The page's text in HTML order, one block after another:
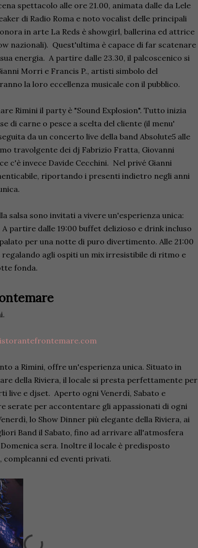
spettacolo alle ore 21.00, animata dalle da Lele
di Radio Roma e noto vocalist delle principali
in arte La Reds è showgirl, ballerina ed attrice
nazionali). Quest'ultima è capace di far scatenare
energia. A partire dalle 23.30, il palcoscenico si
Morri e Francis P., artisti simbolo del
la loro eccellenza musicale con il pubblico.
Rimini il party è "Sound Explosion". Tutto inizia
di carne o pesce a scelta del cliente (il menu'
da un concerto live della band Absolute5 alle
travolgente dei dj Fabrizio Fratta, Giovanni
c'è invece Davide Cecchini. Nel privé Gianni
riportando i presenti indietro negli anni
salsa sono invitati a vivere un'esperienza unica:
partire dalle 19:00 buffet delizioso e drink incluso
per una notte di puro divertimento. Alle 21:00
agli ospiti un mix irresistibile di ritmo e
fonda.
a Rimini, offre un'esperienza unica. Situato in
della Riviera, il locale si presta perfettamente per
live e djset. Aperto ogni Venerdì, Sabato e
serate per accontentare gli appassionati di ogni
lo Show Dinner più elegante della Riviera, ai
Band il Sabato, fino ad arrivare all'atmosfera
sera. Inoltre il locale è predisposto
compleanni ed eventi privati.